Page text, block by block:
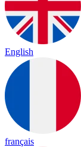
English
français